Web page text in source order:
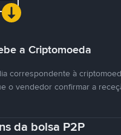
a Criptomoeda
correspondente à
o vendedor confirmar a
da bolsa P2P